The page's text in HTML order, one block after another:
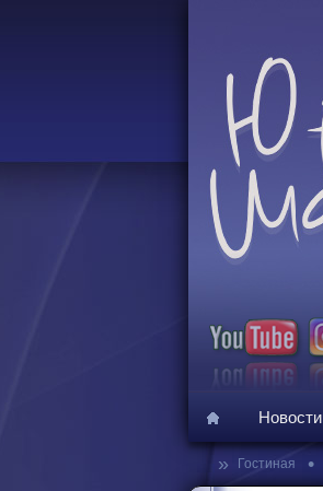
Новости
» Гостиная •